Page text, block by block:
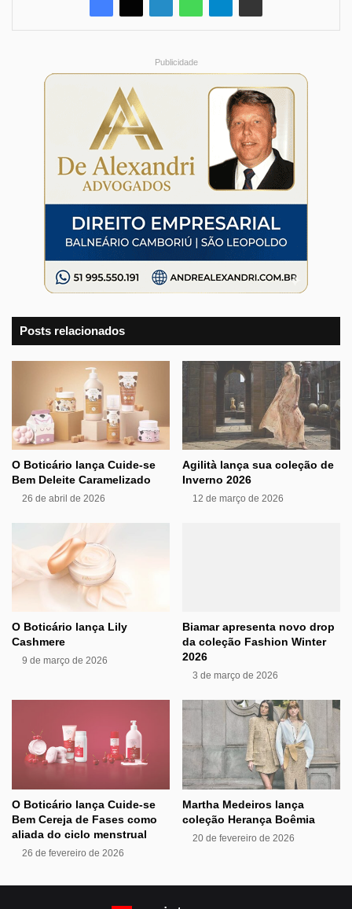
Publicidade
Posts relacionados
O Boticário lança Cuide-se
Bem Deleite Caramelizado
26 de abril de 2026
Agilità lança sua coleção de
Inverno 2026
12 de março de 2026
O Boticário lança Lily
Cashmere
9 de março de 2026
Biamar apresenta novo drop
da coleção Fashion Winter
2026
3 de março de 2026
O Boticário lança Cuide-se
Bem Cereja de Fases como
aliada do ciclo menstrual
26 de fevereiro de 2026
Martha Medeiros lança
coleção Herança Boêmia
20 de fevereiro de 2026